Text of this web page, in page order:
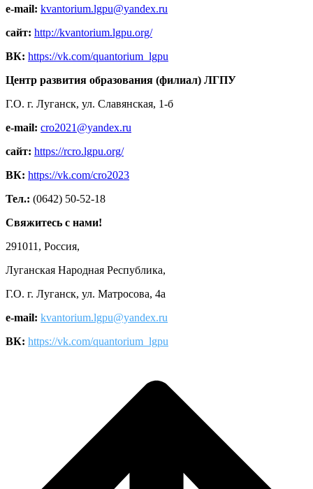
e-mail: kvantorium.lgpu@yandex.ru
сайт: http://kvantorium.lgpu.org/
ВК: https://vk.com/quantorium_lgpu
Центр развития образования (филиал) ЛГПУ
Г.О. г. Луганск, ул. Славянская, 1-б
e-mail: cro2021@yandex.ru
сайт: https://rcro.lgpu.org/
ВК: https://vk.com/cro2023
Тел.: (0642) 50-52-18
Свяжитесь с нами!
291011, Россия,
Луганская Народная Республика,
Г.О. г. Луганск, ул. Матросова, 4а
e-mail: kvantorium.lgpu@yandex.ru
ВК: https://vk.com/quantorium_lgpu